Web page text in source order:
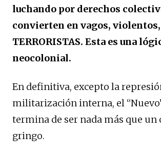
luchando por derechos
convierten en vagos, violentos,
TERRORISTAS. Esta es una
neocolonial.
En definitiva, excepto la
militarización interna, el
termina de ser nada más que un
gringo.